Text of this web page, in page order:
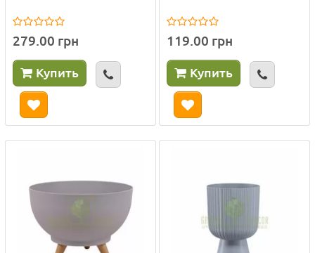
279.00 грн
Купить
119.00 грн
Купить